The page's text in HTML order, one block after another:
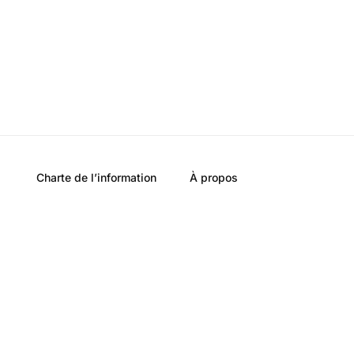
Charte de l’information À propos